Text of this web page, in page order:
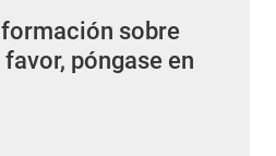
sobre
póngase en